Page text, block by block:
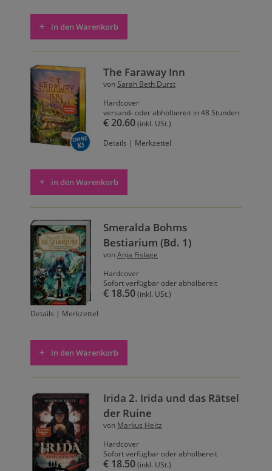
in den Warenkorb
The Faraway Inn
von Sarah Beth Durst
Hardcover
versand- oder abholbereit in 48 Stunden
€ 20.60 (inkl. USt.)
Details | Merkzettel
in den Warenkorb
Smeralda Bohms
Bestiarium (Bd. 1)
von Anja Fislage
Hardcover
Sofort verfügbar oder abholbereit
€ 18.50 (inkl. USt.)
Details | Merkzettel
in den Warenkorb
Irida 2. Irida und das Rätsel
der Ruine
von Markus Heitz
Hardcover
Sofort verfügbar oder abholbereit
€ 18.50 (inkl. USt.)